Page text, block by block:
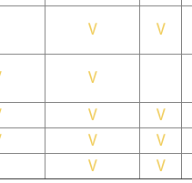
V
V
V
V V
V V
V
V